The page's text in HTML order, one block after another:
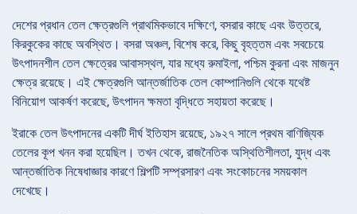
দেশের প্রধান তেল ক্ষেত্রগুলি প্রাথমিকভাবে দক্ষিণে, বসরার কাছে এবং উত্তরে,
কিরকুকের কাছে অবস্থিত। বসরা অঞ্চল, বিশেষ করে, কিছু বৃহত্তম এবং সবচেয়ে
উৎপাদনশীল তেল ক্ষেত্রের আবাসস্থল, যার মধ্যে রুমাইলা, পশ্চিম কুরনা এবং মাজনুন
ক্ষেত্র রয়েছে। এই ক্ষেত্রগুলি আন্তর্জাতিক তেল কোম্পানিগুলি থেকে যথেষ্ট
বিনিয়োগ আকর্ষণ করেছে, উৎপাদন ক্ষমতা বৃদ্ধিতে সহায়তা করেছে।
ইরাকে তেল উৎপাদনের একটি দীর্ঘ ইতিহাস রয়েছে, ১৯২৭ সালে প্রথম বাণিজ্যিক
তেলের কূপ খনন করা হয়েছিল। তখন থেকে, রাজনৈতিক অস্থিতিশীলতা, যুদ্ধ এবং
আন্তর্জাতিক নিষেধাজ্ঞার কারণে শিল্পটি সম্প্রসারণ এবং সংকোচনের সময়কাল
দেখেছে।